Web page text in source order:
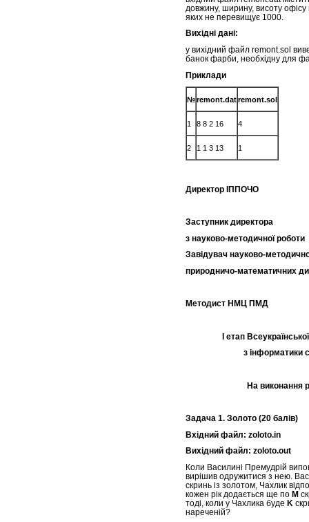
довжину, ширину, висоту офісу
яких не перевищує 1000.
Вихідні дані:
у вихідний файл remont.sol
банок фарби, необхідну для
Приклади
№remont.datremont.sol
1 8 8 2 16 4
2 1 1 3 13 1
Директор
Заступник директора
з науково-
Завідувач науково-
природничо-
Методист НМЦ
І етап
з інформатики
На виконання
Задача 1. Золото (20 балів)
Вхідний файл: zoloto.in
Вихідний файл: zoloto.out
Коли Василині Премудрій
вирішив одружитися з нею.
скринь із золотом, Чахлик
кожен рік додається ще по M
тоді, коли у Чахлика буде K
нареченій?